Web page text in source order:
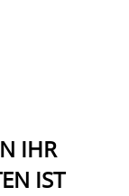
IHR
IST